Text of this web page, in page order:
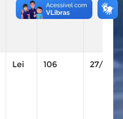
Lei 106 27/07/